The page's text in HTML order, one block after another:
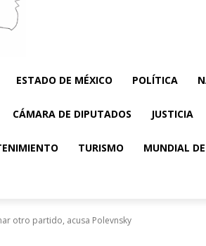
ESTADO DE MÉXICO POLÍTICA
CÁMARA DE DIPUTADOS JUSTICIA
TURISMO MUNDIAL
otro partido, acusa Polevnsky